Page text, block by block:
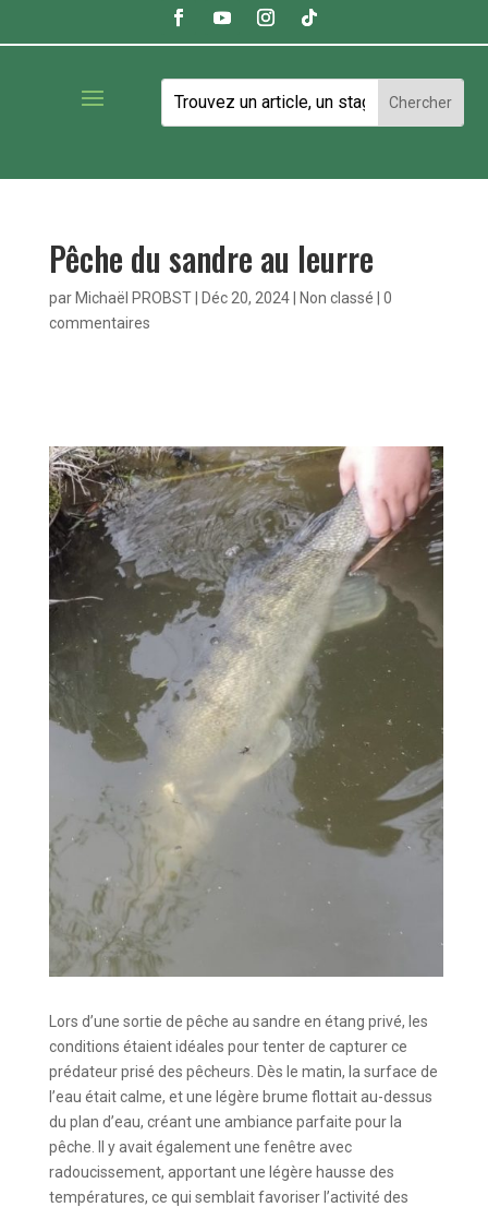
Pêche du sandre au leurre
par Michaël PROBST| Déc 20, 2024| Non classé
0
commentaires
Lors d’une sortie de pêche au sandre en étang privé, les
conditions étaient idéales pour tenter de capturer ce
prédateur prisé des pêcheurs. Dès le matin, la surface de
l’eau était calme, et une légère brume flottait au-dessus
du plan d’eau, créant une ambiance parfaite pour la
pêche. Il y avait également une fenêtre avec
radoucissement, apportant une légère hausse des
températures, ce qui semblait favoriser l’activité des